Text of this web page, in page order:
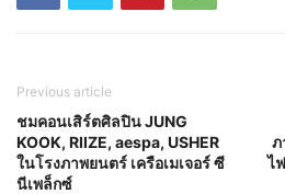
Previous article
ชมคอนเสิร์ตศิลปิน JUNG
KOOK, RIIZE, aespa, USHER
ในโรงภาพยนตร์ เครือเมเจอร์ ซี
นีเพล็กซ์
ภ
ไ